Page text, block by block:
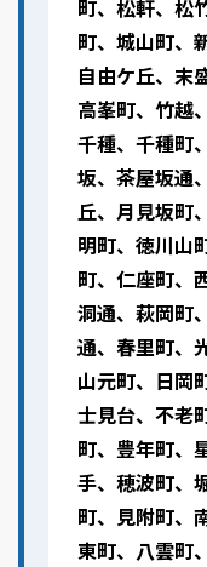
町、松軒、松
町、城山町、
自由ケ丘、末
高峯町、竹越
千種、千種町
坂、茶屋坂通
丘、月見坂町
明町、徳川山
町、仁座町、
洞通、萩岡町
通、春里町、
山元町、日岡
士見台、不老
町、豊年町、
手、穂波町、
町、見附町、
東町、八雲町